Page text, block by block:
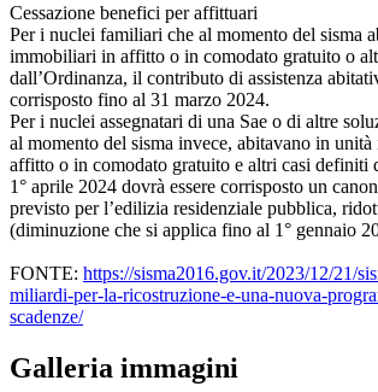
Cessazione benefici per affittuari
Per i nuclei familiari che al momento del sisma
immobiliari in affitto o in comodato gratuito o
dall’Ordinanza, il contributo di assistenza
corrisposto fino al 31 marzo 2024.
Per i nuclei assegnatari di una Sae o di altre
al momento del sisma invece, abitavano in
affitto o in comodato gratuito e altri casi definiti
1° aprile 2024 dovrà essere corrisposto un
previsto per l’edilizia residenziale pubblica,
(diminuzione che si applica fino al 1° gennaio
FONTE: https://sisma2016.gov.it/2023/12/21/
miliardi-per-la-ricostruzione-e-una-nuova-
scadenze/
Galleria immagini